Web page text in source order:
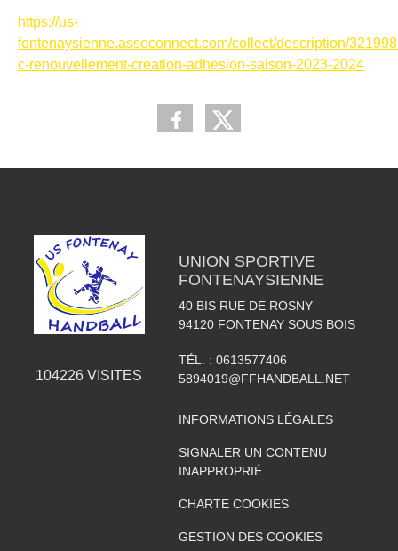
https://us-
fontenaysienne.assoconnect.com/collect/description/
c-renouvellement-creation-adhesion-saison-2023-2024
104226 VISITES
UNION SPORTIVE
FONTENAYSIENNE
40 BIS RUE DE ROSNY
94120 FONTENAY SOUS BOIS
TÉL. : 0613577406
5894019@FFHANDBALL.NET
INFORMATIONS LÉGALES
SIGNALER UN CONTENU
INAPPROPRIÉ
CHARTE COOKIES
GESTION DES COOKIES